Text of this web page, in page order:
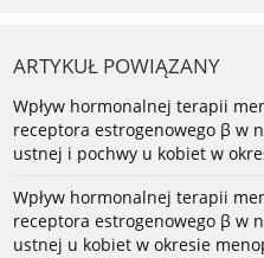
ARTYKUŁ POWIĄZANY
Wpływ hormonalnej terapii
receptora estrogenowego β w
ustnej i pochwy u kobiet w
Wpływ hormonalnej terapii
receptora estrogenowego β w
ustnej u kobiet w okresie